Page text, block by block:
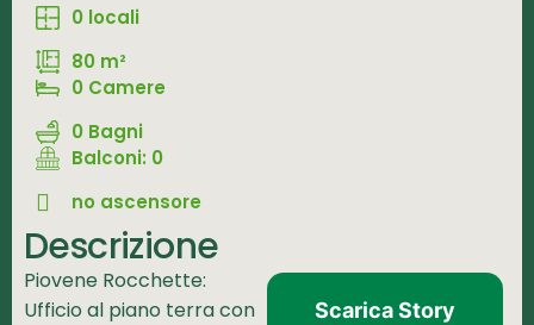
0 locali
80 m²
0 Camere
0 Bagni
Balconi: 0
no ascensore
Descrizione
Piovene Rocchette:
Ufficio al piano terra con
Scarica Story